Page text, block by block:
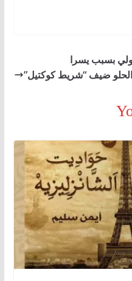
بسبب يسرا
ضيف “شريط كوكتيل”